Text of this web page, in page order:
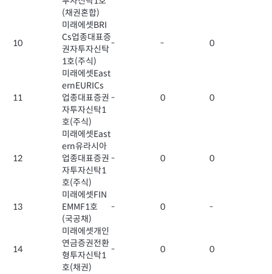
(채권혼합)
10
미래에셋BRI
Cs업종대표증
권자투자신탁
1호(주식)
- - 0
11
미래에셋East
ernEURICs
업종대표증권
자투자신탁1
호(주식)
- 0 0
12
미래에셋East
ern유라시아
업종대표증권
자투자신탁1
호(주식)
- 0 0
13
미래에셋FIN
EMMF1호
(국공채)
- 0 -
14
미래에셋개인
연금증권전환
형투자신탁1
호(채권)
- 0 0